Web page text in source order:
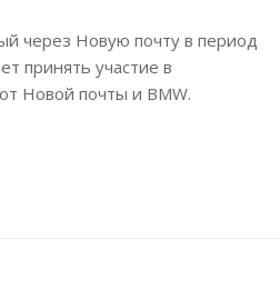
через Новую почту в период
принять участие в
Новой почты и BMW.